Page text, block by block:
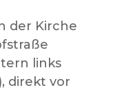
der Kirche
links
direkt vor